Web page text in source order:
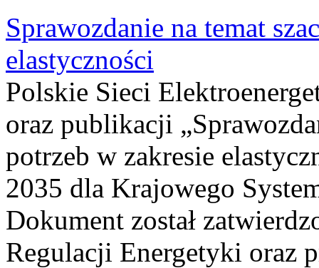
Sprawozdanie na temat
elastyczności
Polskie Sieci
oraz publikacji
potrzeb w zakresie
2035 dla Krajowego
Dokument został
Regulacji Energetyki oraz